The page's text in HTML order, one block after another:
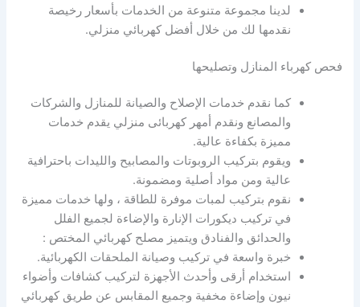
لدينا مجموعة متنوعة من الخدمات بأسعار رخيصة
نقدمها لك من خلال أفضل كهربائي منزلي.
فحص كهرباء المنازل وتصليحها
كما نقدم خدمات الإصلاح والصيانة للمنازل والشركات
والمصانع ونقدم أمهر كهربائى منزلي يقدم خدمات
مميزة بكفاءة عالية.
ويقوم بتركيب الروبوتات والمصابيح والليدات باحترافية
عالية ومن مواد أصلية ومضمونة.
نقوم بتركيب لمبات موفرة للطاقة ، ولها خدمات مميزة
في تركيب ديكورات الإنارة والإضاءة لجميع الفلل
والحدائق والفنادق ويتميز مصلح كهربائي المختص :
خبرة واسعة في تركيب وصيانة الملحقات الكهربائية.
استخدام أرقى وأحدث الأجهزة لتركيب كشافات وأضواء
نيون وإضاءة مخفية وجميع المقابس عن طريق كهربائي